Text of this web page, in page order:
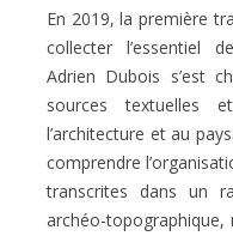
En 2019, la première
collecter l’essentiel
Adrien Dubois s’est
sources textuelles
l’architecture et au
comprendre
transcrites dans un
archéo-topographique,